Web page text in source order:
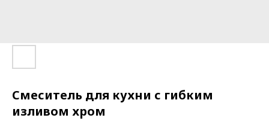
Смеситель для кухни с гибким
изливом хром